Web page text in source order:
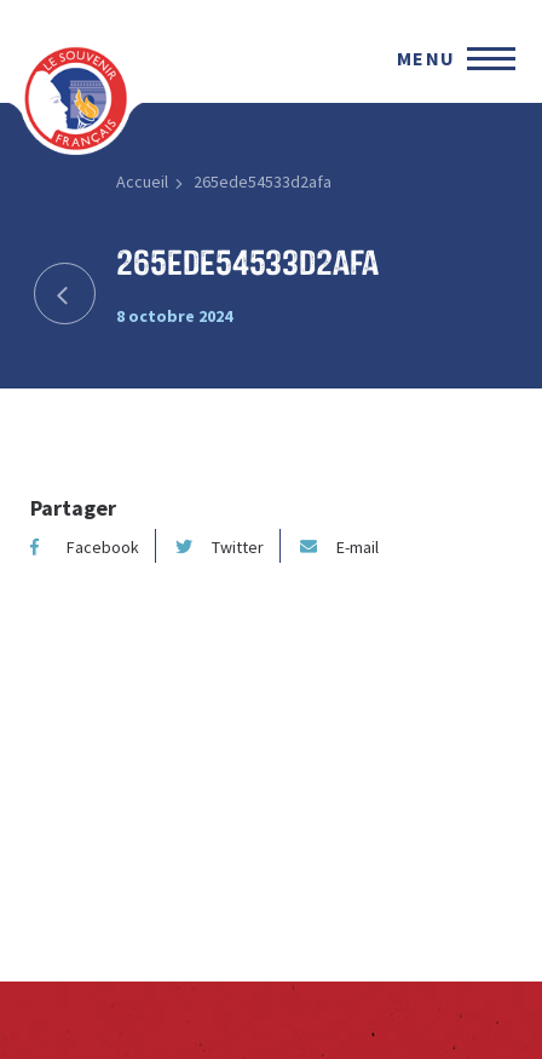
MENU
Accueil 265ede54533d2afa
265ede54533d2afa
8 octobre 2024
Partager
Facebook Twitter E-mail